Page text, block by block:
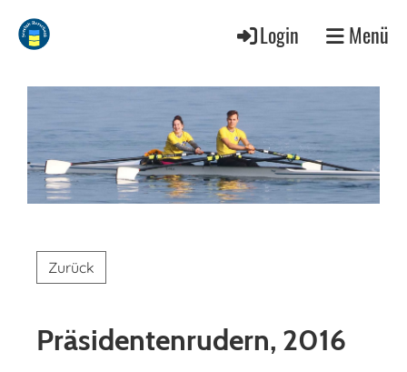
Login Menü
Zurück
Präsidentenrudern, 2016